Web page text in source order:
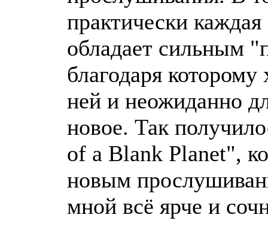
практически
обладает сильным
благодаря которому
ней и неожиданно
новое. Так
of a Blank Planet",
новым
мной всё ярче и